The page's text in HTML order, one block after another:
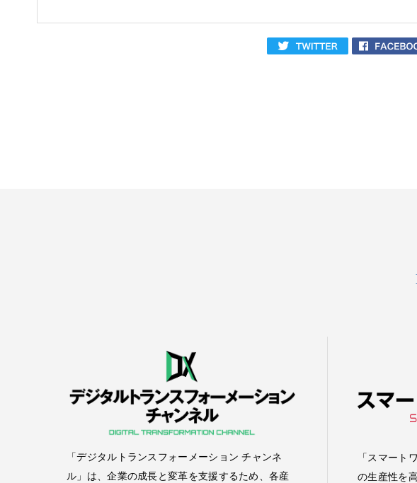
「デジタルトランスフォーメーション チャンネ
ル」は、企業の成長と変革を支援するため、各産
「スマート
の生産性を